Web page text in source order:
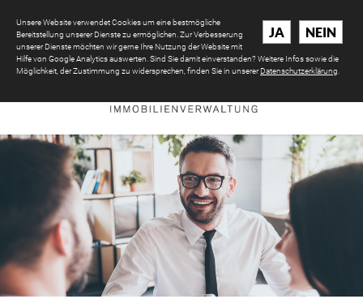
NEIN
JA
Unsere Website verwendet Cookies um eine bestmögliche
Bereitstellung unserer Dienste zu ermöglichen. Zur Verbesserung
unserer Dienste möchten wir gerne Ihre Nutzung der Website mit
Hilfe von Google Analytics auswerten. Sind Sie damit einverstanden? Weitere Infos sowie die
Möglichkeit, der Zustimmung zu widersprechen, finden Sie in unsererDatenschutzerklärung